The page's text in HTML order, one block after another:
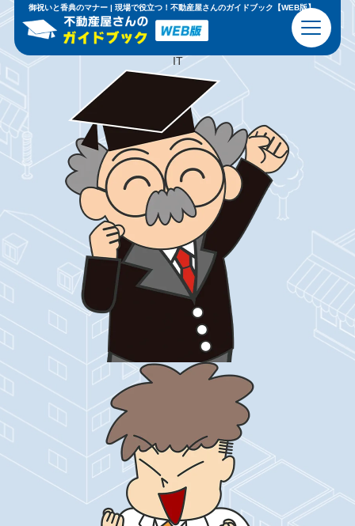
御祝いと香典のマナー | 現場で役立つ！不動産屋さんのガイドブック【WEB版】
現場で恥 をかかない ための 基礎知識と心得
ビジネスマナー
不動産の基本
IT